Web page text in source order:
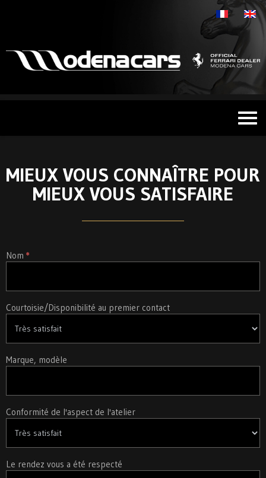
MIEUX VOUS CONNAÎTRE POUR
MIEUX VOUS SATISFAIRE
Satisfaction
Nom *
Courtoisie/Disponibilité au premier contact
Marque, modèle
Conformité de l'aspect de l'atelier
Le rendez vous a été respecté
Si vous
êtes un
remplissez
pas ce
champ.